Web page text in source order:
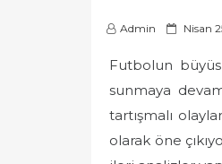
Admin
P
t
o
Nisan
Futbolun
sunmaya
tartışmalı
olarak öne